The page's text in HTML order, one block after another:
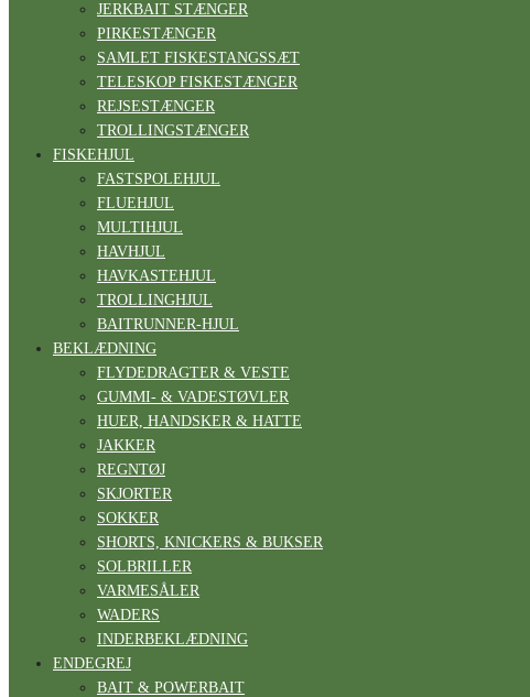
JERKBAIT STÆNGER
PIRKESTÆNGER
SAMLET FISKESTANGSSÆT
TELESKOP FISKESTÆNGER
REJSESTÆNGER
TROLLINGSTÆNGER
FISKEHJUL
FASTSPOLEHJUL
FLUEHJUL
MULTIHJUL
HAVHJUL
HAVKASTEHJUL
TROLLINGHJUL
BAITRUNNER-HJUL
BEKLÆDNING
FLYDEDRAGTER & VESTE
GUMMI- & VADESTØVLER
HUER, HANDSKER & HATTE
JAKKER
REGNTØJ
SKJORTER
SOKKER
SHORTS, KNICKERS & BUKSER
SOLBRILLER
VARMESÅLER
WADERS
INDERBEKLÆDNING
ENDEGREJ
BAIT & POWERBAIT